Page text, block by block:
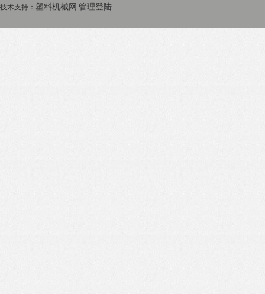
技术支持： 塑料机械网 管理登陆